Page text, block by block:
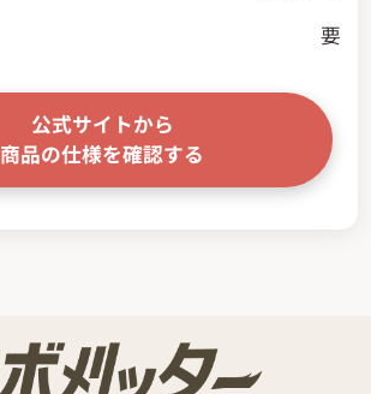
要
公式サイトから
商品の仕様を確認する